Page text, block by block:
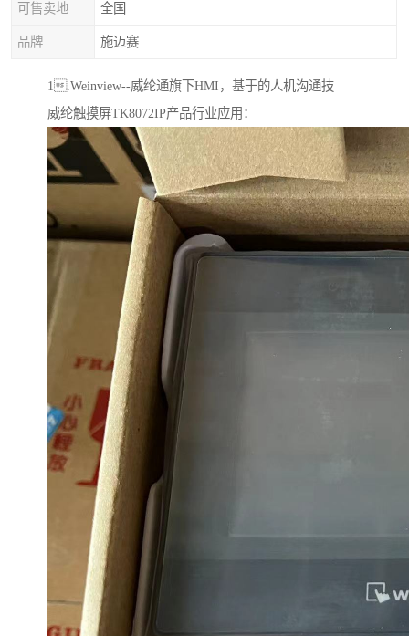
可售卖地 全国
品牌 施迈赛
1.Weinview--威纶通旗下HMI，基于的人机沟通技
威纶触摸屏TK8072IP产品行业应用：